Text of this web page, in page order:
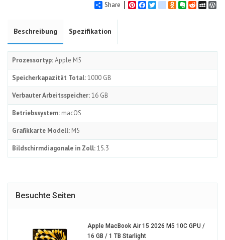
Share PinterestFacebook
Twittergoogle_bookmarks
Odnoklassniki
Evernote
Reddit
Beschreibung Spezifikation
Prozessortyp:Apple M5
Speicherkapazität Total:1000 GB
Verbauter Arbeitsspeicher:16 GB
Betriebssystem: macOS
Grafikkarte Modell: M5
Bildschirmdiagonale in Zoll:15.3
Besuchte Seiten
Apple MacBook Air 15 2026 M5 10C GPU /
16 GB / 1 TB Starlight2098653-